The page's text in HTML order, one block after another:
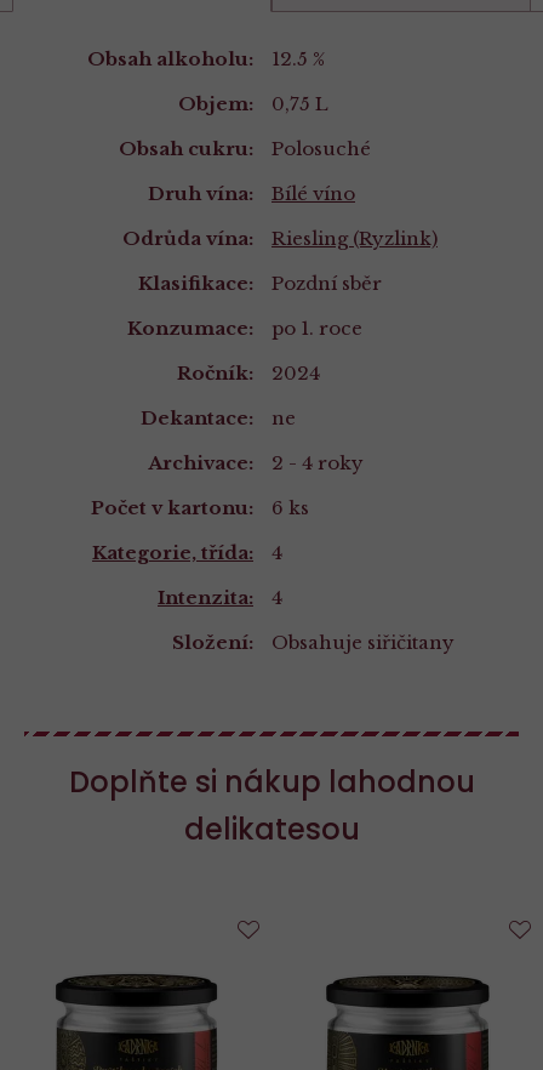
Vlastnosti
Obsah alkoholu:
12.5 %
Objem:
0,75 L
Obsah cukru:
Polosuché
Druh vína:
Bílé víno
Odrůda vína:
Riesling (Ryzlink)
Klasifikace:
Pozdní sběr
Konzumace:
po 1. roce
Ročník:
2024
Dekantace:
ne
Archivace:
2 - 4 roky
Počet v kartonu:
6 ks
Kategorie, třída:
4
Intenzita:
4
Složení:
Obsahuje siřičitany
Složení
Doplňte si nákup lahodnou
delikatesou
oblíbených